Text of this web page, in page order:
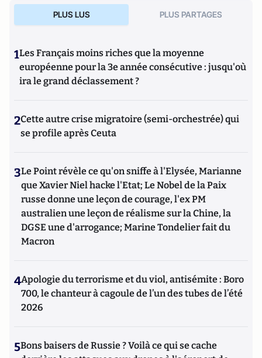
PLUS LUS PLUS PARTAGES
1Les Français moins riches que la moyenne
européenne pour la 3e année consécutive : jusqu'où
ira le grand déclassement ?
2Cette autre crise migratoire (semi-orchestrée) qui
se profile après Ceuta
3Le Point révèle ce qu'on sniffe à l'Elysée, Marianne
que Xavier Niel hacke l'Etat; Le Nobel de la Paix
russe donne une leçon de courage, l'ex PM
australien une leçon de réalisme sur la Chine, la
DGSE une d'arrogance; Marine Tondelier fait du
Macron
4Apologie du terrorisme et du viol, antisémite : Boro
700, le chanteur à cagoule de l’un des tubes de l’été
2026
5Bons baisers de Russie ? Voilà ce qui se cache